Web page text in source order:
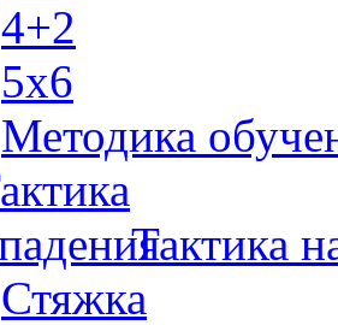
4+2
5x6
Методика
Тактика
Стяжка